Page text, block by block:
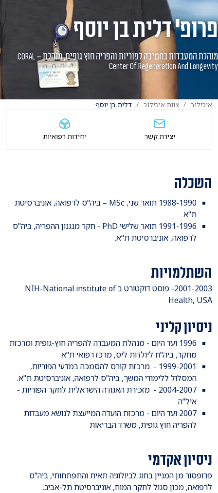
פרופ' דלית בן יוסף
מנהלת המעבדות בחטיבה לפוריות והפריה חוץ גופית, מנהלת CORAL –
Center Of Regeneration And Longevity
איכילוב צוות איכילוב דלית בן יוסף
השכלה
1988-1990 תואר שני, MSc – ביה"ס לרפואה, אוניברסיטת
ת"א
1991-1996 תואר שלישי PhD - חקר מנגנון ההפריה, ביה"ס
לרפואה, אוניברסיטת ת"א.
השתלמויות
2001-2003- פוסט דוקטורט ב NIH-National institute of
Health, USA
ניסיון קליני
1996 ועד היום - מנהלת המעבדה להפריה חוץ-גופית ומרכזת
מחקר, ביה"ח ליולדות ליס, מרכז רפואי ת"א
1999-2001 - מרכזת קורס להסמכה במדעי הפוריות,
המסלול ללימודי המשך, ביה"ס לרפואה, אוניברסיטת ת"א.
2004-2007 - מזכירת האגודה הישראלית לחקר הפוריות -
איל"ה
2007 ועד היום - מרכזת הועדה המייעצת לנושא מעבדות
להפריה חוץ גופית, משרד הבריאות
ניסיון אקדמי
פרופסור מן המניין בחוג לביולוגיה תאית והתפתחותי, ביה"ס
לרפואה, מכון סגול לחקר המוח, אוניברסיטת תל-אביב.
יצירת קשר יחידות רפואיות